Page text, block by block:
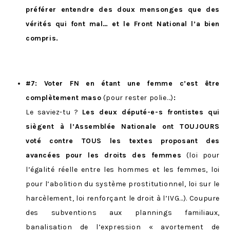
préférer entendre des doux mensonges que des
vérités qui font mal… et le Front National l’a bien
compris.
#7: Voter FN en étant une femme c’est être
complètement maso (pour rester polie…):
Le saviez-tu ? Les deux député-e-s frontistes qui
siègent à l’Assemblée Nationale ont TOUJOURS
voté contre TOUS les textes proposant des
avancées pour les droits des femmes (loi pour
l’égalité réelle entre les hommes et les femmes, loi
pour l’abolition du système prostitutionnel, loi sur le
harcèlement, loi renforçant le droit à l’IVG…). Coupure
des subventions aux plannings familiaux,
banalisation de l’expression « avortement de